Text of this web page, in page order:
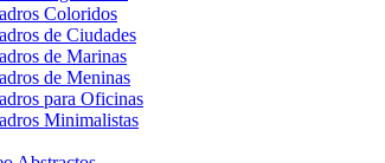
Coloridos
de Ciudades
de Marinas
de Meninas
para Oficinas
Minimalistas